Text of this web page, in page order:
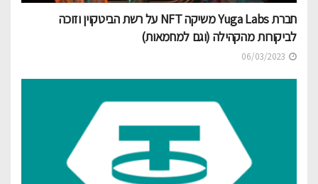
חברת Yuga Labs משיקה NFT על רשת הביטקוין וזוכה
לביקורות מהקהילה (וגם למחמאות)